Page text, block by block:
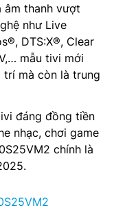
âm thanh vượt
như Live
DTS:X®, Clear
mẫu tivi mới
mà còn là trung
đáng đồng tiền
nhạc, chơi game
chính là